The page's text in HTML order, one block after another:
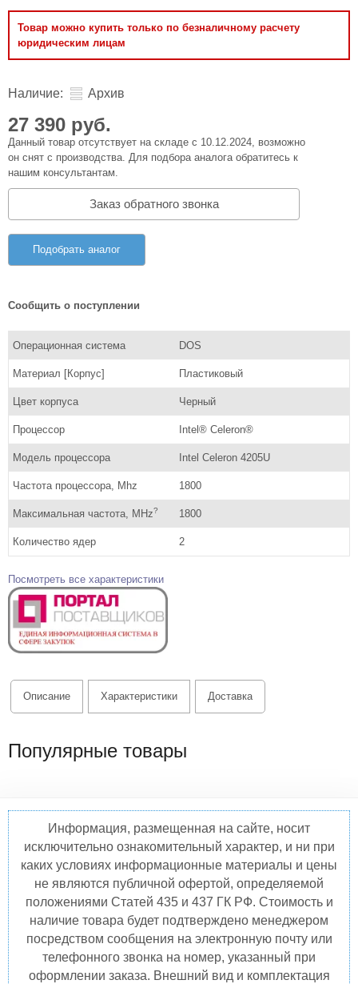
Товар можно купить только по безналичному расчету
юридическим лицам
Наличие: Архив
27 390 руб.
Данный товар отсутствует на складе с 10.12.2024, возможно
он снят с производства. Для подбора аналога обратитесь к
нашим консультантам.
Заказ обратного звонка
Подобрать аналог
Сообщить о поступлении
Операционная система DOS
Материал [Корпус] Пластиковый
Цвет корпуса Черный
Процессор Intel® Celeron®
Модель процессора Intel Celeron 4205U
Частота процессора, Mhz 1800
Максимальная частота, MHz? 1800
Количество ядер 2
Посмотреть все характеристики
Описание Характеристики Доставка
Популярные товары
Информация, размещенная на сайте, носит
исключительно ознакомительный характер, и ни при
каких условиях информационные материалы и цены
не являются публичной офертой, определяемой
положениями Статей 435 и 437 ГК РФ. Стоимость и
наличие товара будет подтверждено менеджером
посредством сообщения на электронную почту или
телефонного звонка на номер, указанный при
оформлении заказа. Внешний вид и комплектация